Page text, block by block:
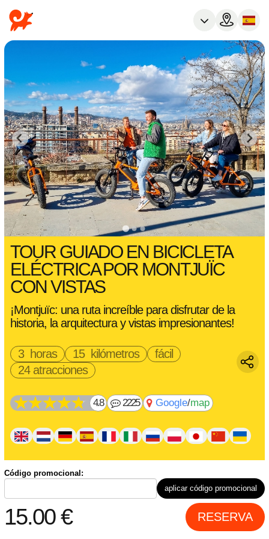
TOUR GUIADO EN BICICLETA
ELÉCTRICA POR MONTJUÏC
CON VISTAS
¡Montjuïc: una ruta increíble para disfrutar de la
historia, la arquitectura y vistas impresionantes!
3 horas 15 kilómetros
fácil
24 atracciones
4.8 2225 Google/map
lugar de15.00€)
Promoción -33%!+ 20.00€por 1
bicicleta en lugar de
Código promocional:
aplicar código promocional
15.00€ RESERVA